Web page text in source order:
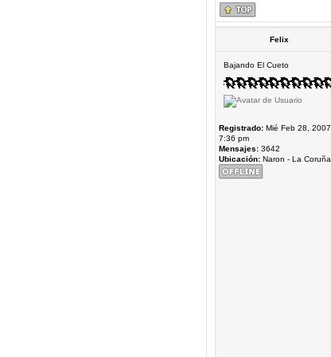
Felix
Bajando El Cueto
Registrado:Mié Feb 28, 2007
7:36 pm
Mensajes:3642
Ubicación:Naron - La Coruña